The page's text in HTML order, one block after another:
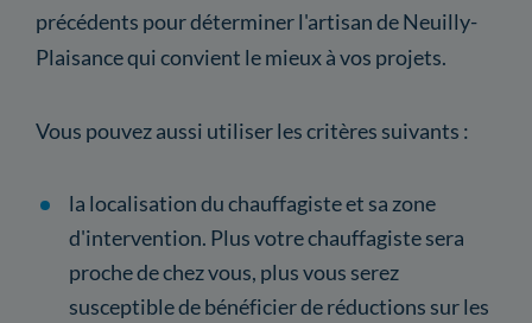
précédents pour déterminer l'artisan de Neuilly-
Plaisance qui convient le mieux à vos projets.
Vous pouvez aussi utiliser les critères suivants :
la localisation du chauffagiste et sa zone
d'intervention. Plus votre chauffagiste sera
proche de chez vous, plus vous serez
susceptible de bénéficier de réductions sur les